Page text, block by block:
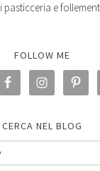
e
FOLLOW ME
CERCA NEL BLOG